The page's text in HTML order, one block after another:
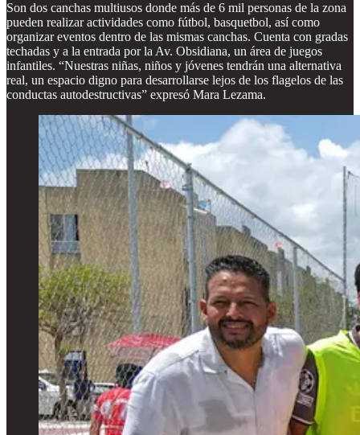
Son dos canchas multiusos donde más de 6 mil personas de la zona
pueden realizar actividades como fútbol, basquetbol, así como
organizar eventos dentro de las mismas canchas. Cuenta con gradas
techadas y a la entrada por la Av. Obsidiana, un área de juegos
infantiles. “Nuestras niñas, niños y jóvenes tendrán una alternativa
real, un espacio digno para desarrollarse lejos de los flagelos de las
conductas autodestructivas” expresó Mara Lezama.